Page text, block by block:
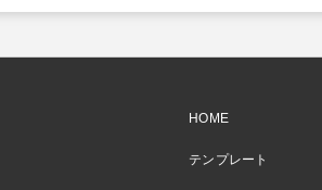
HOME
テンプレート